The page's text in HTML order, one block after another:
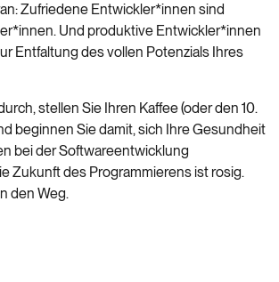
Zufriedene Entwickler*innen sind
Und produktive Entwickler*innen
Entfaltung des vollen Potenzials Ihres
stellen Sie Ihren Kaffee (oder den 10.
beginnen Sie damit, sich Ihre Gesundheit
bei der Softwareentwicklung
Zukunft des Programmierens ist rosig.
den Weg.